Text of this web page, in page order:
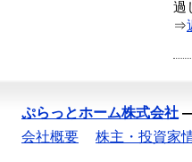
過
⇒
ぷらっとホーム株式会社
会社概要
株主・投資家